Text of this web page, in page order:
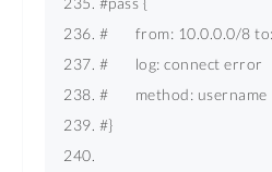
#       from: 10.0.0.0/8
#       log: connect error
#       method: username
#}